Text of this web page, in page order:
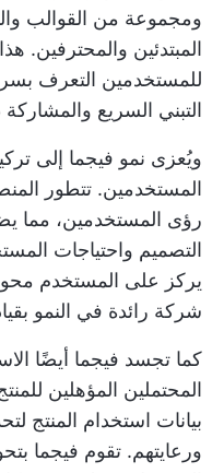
ومجموعة من القوالب
المبتدئين والمحترفين.
للمستخدمين التعرف
التبني السريع
ويُعزى نمو فيجما إلى
المستخدمين. تتطور
رؤى المستخدمين، مما
التصميم واحتياجات
يركز على المستخدم
شركة رائدة في النمو
كما تجسد فيجما أيضًا
بيانات استخدام المنتج
ورعايتهم. تقوم فيجما